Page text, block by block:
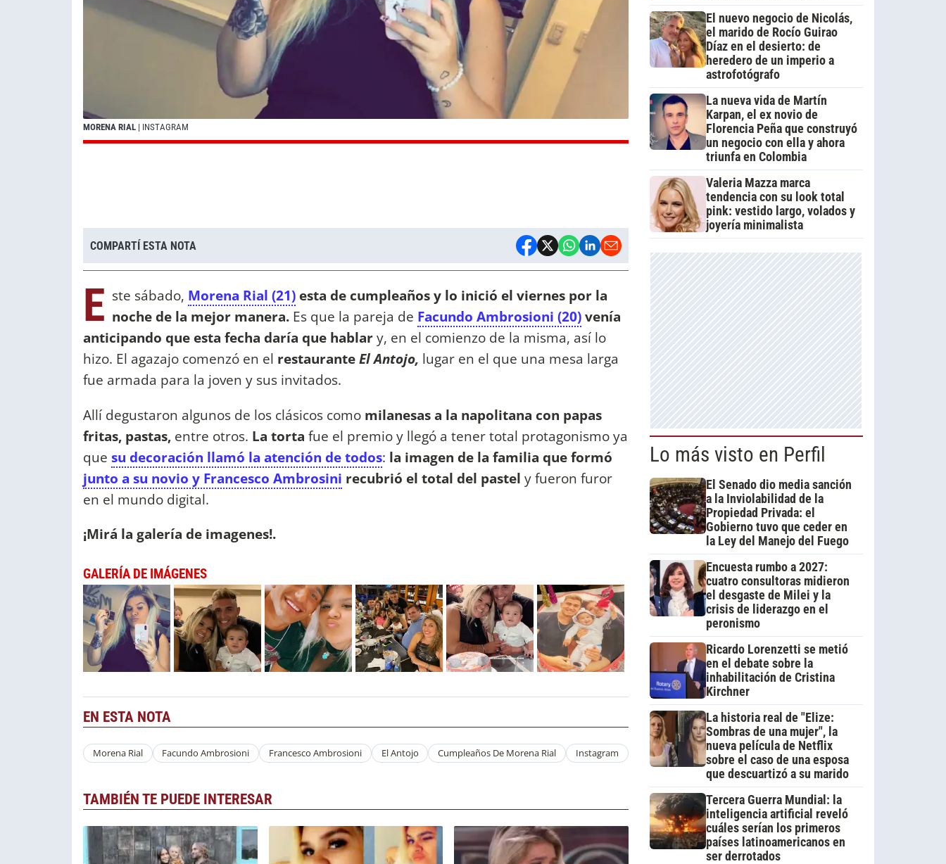
MORENA RIAL | INSTAGRAM
COMPARTÍ ESTA NOTA
E ste sábado, Morena Rial (21) esta de cumpleaños y lo inició el viernes por la
noche de la mejor manera. Es que la pareja de Facundo Ambrosioni (20)venía
anticipando que esta fecha daría que hablary, en el comienzo de la misma, así lo
hizo. El agazajo comenzó en el restauranteEl Antojo, lugar en el que una mesa larga
fue armada para la joven y sus invitados.
Allí degustaron algunos de los clásicos como milanesas a la napolitana con papas
fritas, pastas, entre otros. La torta fue el premio y llegó a tener total protagonismo ya
que su decoración llamó la atención de todos: la imagen de la familia que formó
junto a su novio y Francesco Ambrosini recubrió el total del pastel y fueron furor
en el mundo digital.
¡Mirá la galería de imagenes!.
GALERÍA DE IMÁGENES
EN ESTA NOTA
Morena Rial Facundo Ambrosioni Francesco Ambrosioni El Antojo Cumpleaños De Morena Rial Instagram
TAMBIÉN TE PUEDE INTERESAR
El nuevo negocio de Nicolás,
el marido de Rocío Guirao
Díaz en el desierto: de
heredero de un imperio a
astrofotógrafo
La nueva vida de Martín
Karpan, el ex novio de
Florencia Peña que construyó
un negocio con ella y ahora
triunfa en Colombia
Valeria Mazza marca
tendencia con su look total
pink: vestido largo, volados y
joyería minimalista
Lo más visto en Perfil
El Senado dio media sanción
a la Inviolabilidad de la
Propiedad Privada: el
Gobierno tuvo que ceder en
la Ley del Manejo del Fuego
Encuesta rumbo a 2027:
cuatro consultoras midieron
el desgaste de Milei y la
crisis de liderazgo en el
peronismo
Ricardo Lorenzetti se metió
en el debate sobre la
inhabilitación de Cristina
Kirchner
La historia real de "Elize:
Sombras de una mujer", la
nueva película de Netflix
sobre el caso de una esposa
que descuartizó a su marido
Tercera Guerra Mundial: la
inteligencia artificial reveló
cuáles serían los primeros
países latinoamericanos en
ser derrotados